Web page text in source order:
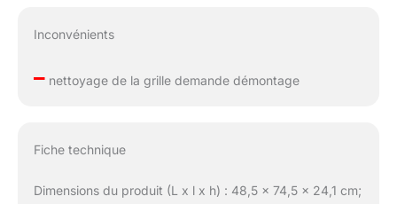
Inconvénients
–nettoyage de la grille demande démontage
Fiche technique
Dimensions du produit (L x l x h) : 48,5 x 74,5 x 24,1 cm;